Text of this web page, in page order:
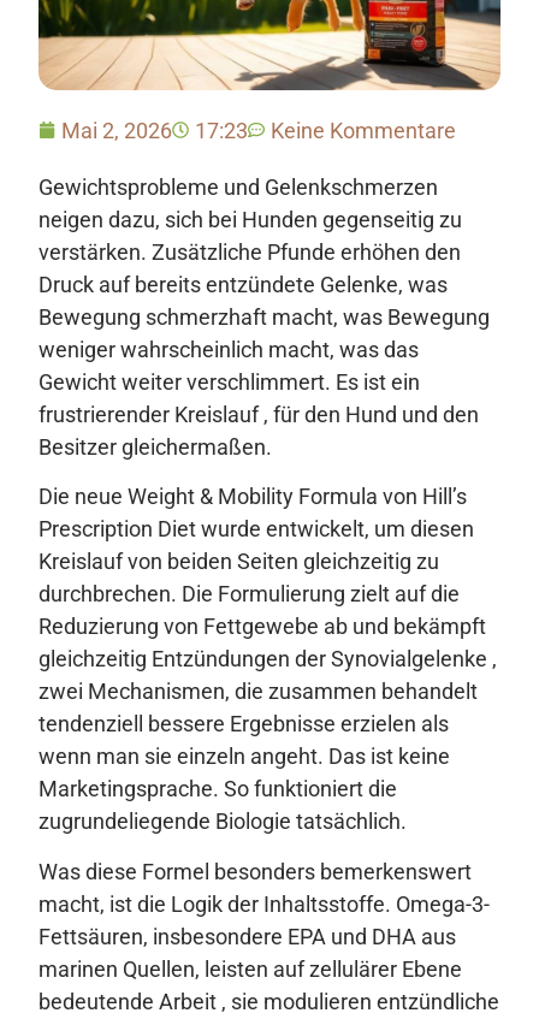
Mai 2, 2026 17:23 Keine Kommentare
Gewichtsprobleme und Gelenkschmerzen
neigen dazu, sich bei Hunden gegenseitig zu
verstärken. Zusätzliche Pfunde erhöhen den
Druck auf bereits entzündete Gelenke, was
Bewegung schmerzhaft macht, was Bewegung
weniger wahrscheinlich macht, was das
Gewicht weiter verschlimmert. Es ist ein
frustrierender Kreislauf , für den Hund und den
Besitzer gleichermaßen.
Die neue Weight & Mobility Formula von Hill’s
Prescription Diet wurde entwickelt, um diesen
Kreislauf von beiden Seiten gleichzeitig zu
durchbrechen. Die Formulierung zielt auf die
Reduzierung von Fettgewebe ab und bekämpft
gleichzeitig Entzündungen der Synovialgelenke ,
zwei Mechanismen, die zusammen behandelt
tendenziell bessere Ergebnisse erzielen als
wenn man sie einzeln angeht. Das ist keine
Marketingsprache. So funktioniert die
zugrundeliegende Biologie tatsächlich.
Was diese Formel besonders bemerkenswert
macht, ist die Logik der Inhaltsstoffe. Omega-3-
Fettsäuren, insbesondere EPA und DHA aus
marinen Quellen, leisten auf zellulärer Ebene
bedeutende Arbeit , sie modulieren entzündliche